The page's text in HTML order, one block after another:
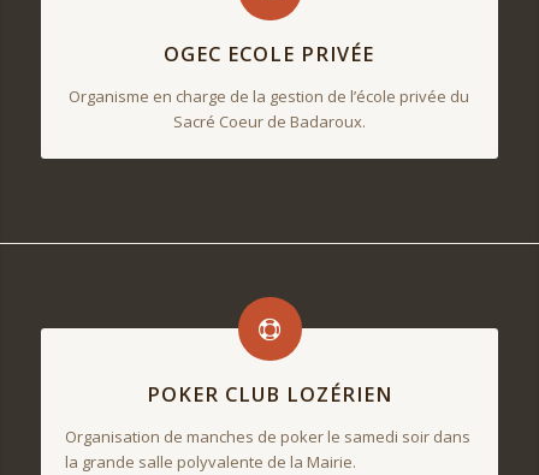
OGEC ECOLE PRIVÉE
Organisme en charge de la gestion de l’école privée du
Sacré Coeur de Badaroux.
POKER CLUB LOZÉRIEN
Organisation de manches de poker le samedi soir dans
la grande salle polyvalente de la Mairie.